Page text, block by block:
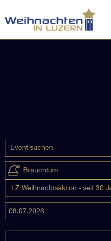
Brauchtum
LZ Weihnachtsaktion - seit 30